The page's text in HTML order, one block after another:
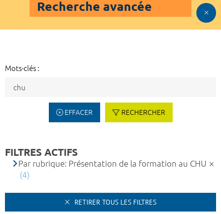
Recherche avancée
Mots-clés :
EFFACER RECHERCHER
FILTRES ACTIFS
Par rubrique: Présentation de la formation au CHU
(4)
RETIRER TOUS LES FILTRES